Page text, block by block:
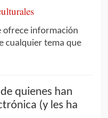
ofrece información
cualquier tema que
quienes han
(y les ha